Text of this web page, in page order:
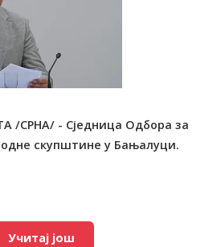
/СРНА/ - Сједница Одбора за
скупштине у Бањалуци.
Учитај још